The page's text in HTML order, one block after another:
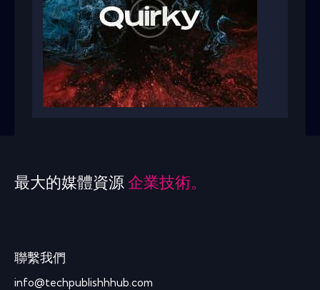
最大的媒體資源 企業技術。
聯繫我們
info@techpublishhhub.com